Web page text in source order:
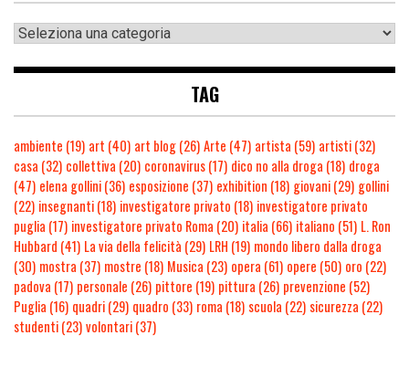
TAG
ambiente (19) art (40) art blog(26)Arte (47) artista (59) artisti(32)
casa (32) collettiva (20) coronavirus(17) dico no alla droga (18) droga
(47) elena gollini(36) esposizione (37) exhibition (18) giovani(29) gollini
(22) insegnanti(18) investigatore privato (18) investigatore privato
puglia (17) investigatore privato Roma (20) italia (66) italiano (51) L. Ron
Hubbard (41) La via della felicità (29) LRH (19) mondo libero dalla droga
(30) mostra (37) mostre (18) Musica (23) opera (61) opere (50) oro (22)
padova (17) personale (26) pittore (19) pittura (26) prevenzione (52)
Puglia (16) quadri(29) quadro (33) roma (18) scuola (22) sicurezza (22)
studenti(23)volontari(37)